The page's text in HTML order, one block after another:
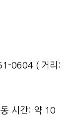
0604 ( 거리:
시간: 약 10